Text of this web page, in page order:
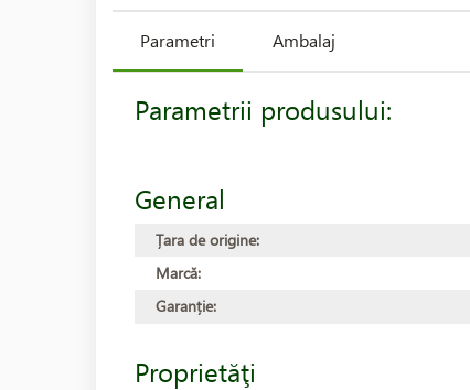
Parametri Ambalaj
Parametrii produsului:
General
Țara de origine:
Marcă:
Garanție:
Proprietăţi